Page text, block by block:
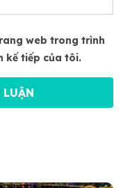
web trong trình
kế tiếp của tôi.